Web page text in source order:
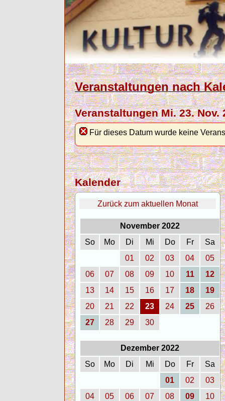
Veranstaltungen nach
Veranstaltungen Mi. 23. Nov.
Für dieses Datum wurde keine
Kalender
Zurück zum aktuellen Monat
November 2022
So
Mo Di Mi Do Fr
Sa
01
02 03 04
05
06
07 08 09 10 11
12
13
14 15 16 17 18
19
20
21 22 23 24 25
26
27
28 29 30
Dezember 2022
So
Mo Di Mi Do Fr
Sa
01
02
03
04
05 06 07 08 09
10